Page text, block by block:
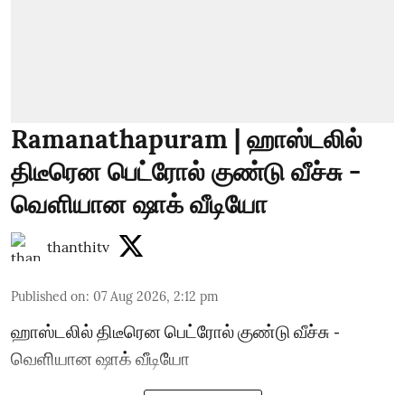
Ramanathapuram | ஹாஸ்டலில்
திடீரென பெட்ரோல் குண்டு வீச்சு -
வெளியான ஷாக் வீடியோ
thanthitv
Published on: 07 Aug 2026, 2:12 pm
ஹாஸ்டலில் திடீரென பெட்ரோல் குண்டு வீச்சு -
வெளியான ஷாக் வீடியோ